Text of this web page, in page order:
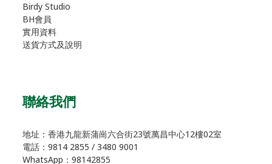
Birdy Studio
BH會員
實用資料
送貨方式及說明
聯絡我們
地址：香港九龍新蒲崗六合街23號萬昌中心12樓02室
電話：9814 2855 / 3480 9001
WhatsApp：98142855